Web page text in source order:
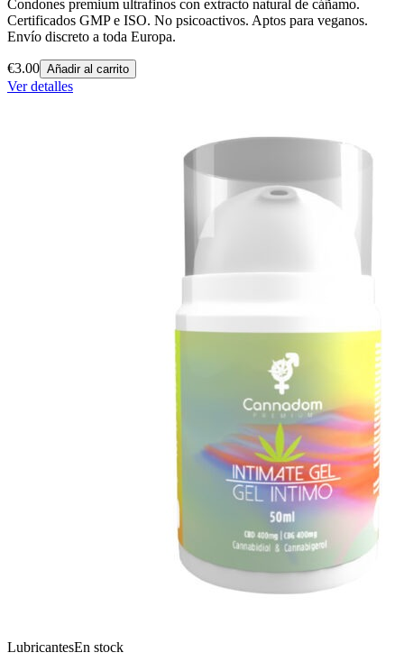
Condones premium ultrafinos con extracto natural de cáñamo.
Certificados GMP e ISO. No psicoactivos. Aptos para veganos.
Envío discreto a toda Europa.
€3.00 Añadir al carrito
Ver detalles
LubricantesEn stock